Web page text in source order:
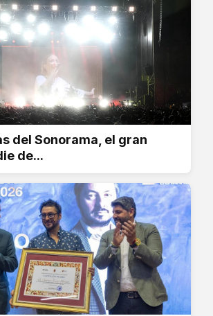
del Sonorama, el gran
de...